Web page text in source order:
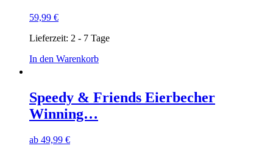
59,99 €
Lieferzeit: 2 - 7 Tage
In den Warenkorb
Speedy & Friends Eierbecher
Winning…
ab 49,99 €